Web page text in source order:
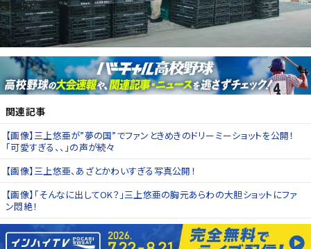
関連記事
【画像】三上悠亜が”夢の国”でファンときめきのドリーミーショットを公開！
「可愛すぎる、、」の声が続々
【画像】三上悠亜、あざとかわいすぎる写真公開！
【画像】「そんなに出してOK？」三上悠亜の胸元あらわの大胆ショットにファ
ン悶絶！